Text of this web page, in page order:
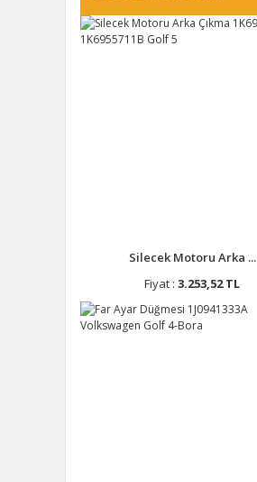
Silecek Motoru Arka ...
Fiyat : 3.253,52 TL